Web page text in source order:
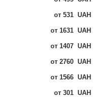
от 531 UAH
от 1631 UAH
от 1407 UAH
от 2760 UAH
от 1566 UAH
от 301 UAH